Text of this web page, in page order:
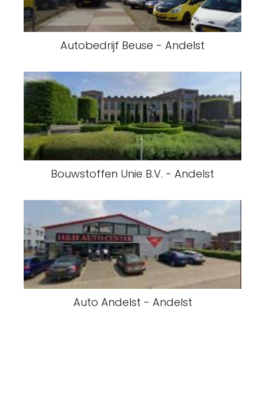
Autobedrijf Beuse - Andelst
Bouwstoffen Unie B.V. - Andelst
Auto Andelst - Andelst